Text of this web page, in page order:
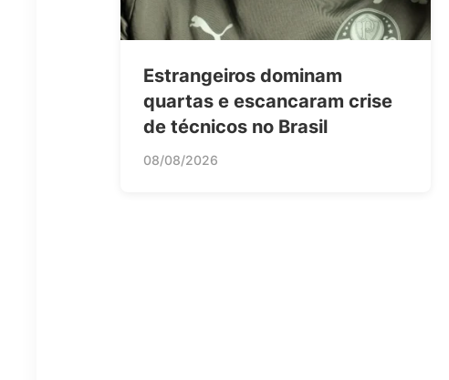
Estrangeiros dominam
quartas e escancaram crise
de técnicos no Brasil
08/08/2026